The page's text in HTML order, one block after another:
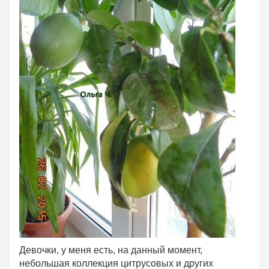
Девочки, у меня есть, на данный момент,
небольшая коллекция цитрусовых и других